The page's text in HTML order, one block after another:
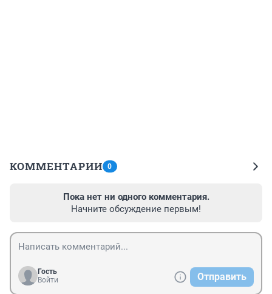
КОММЕНТАРИИ 0
Пока нет ни одного комментария.
Начните обсуждение первым!
Гость
Войти
Отправить